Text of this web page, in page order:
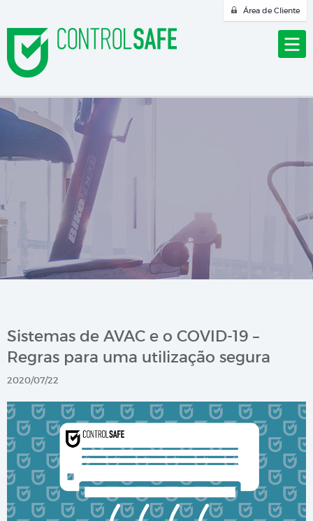
Área de Cliente
Sistemas de AVAC e o COVID-19 –
Regras para uma utilização segura
2020/07/22